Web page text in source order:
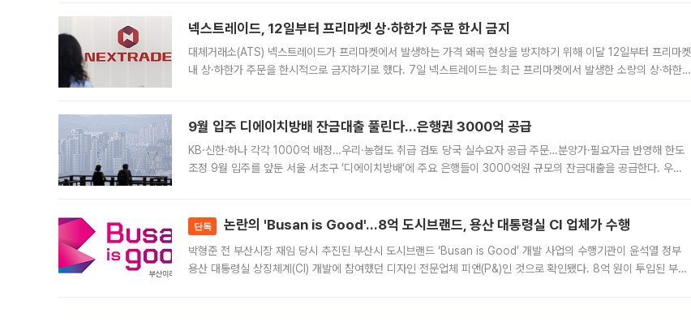
넥스트레이드, 12일부터 프리마켓 상·하한가 주문 한시 금지
대체거래소(ATS) 넥스트레이드가 프리마켓에서 발생하는 가격 왜곡 현상을 방지하기 위해 이달 12일부터 프리마켓
내 상·하한가 주문을 한시적으로 금지하기로 했다. 7일 넥스트레이드는 최근 프리마켓에서 발생한 소량의 상·하한
9월 입주 디에이치방배 잔금대출 풀린다…은행권 3000억 공급
KB·신한·하나 각각 1000억 배정…우리·농협도 취급 검토 당국 실수요자 공급 주문…분양가·필요자금 반영해 한도
조정 9월 입주를 앞둔 서울 서초구 ‘디에이치방배’에 주요 은행들이 3000억원 규모의 잔금대출을 공급한다. 우리
단독 논란의 'Busan is Good'…8억 도시브랜드, 용산 대통령실 CI 업체가 수행
박형준 전 부산시장 재임 당시 추진된 부산시 도시브랜드 ‘Busan is Good’ 개발 사업의 수행기관이 윤석열 정부
용산 대통령실 상징체계(CI) 개발에 참여했던 디자인 전문업체 피앤(P&)인 것으로 확인됐다. 8억 원이 투입된 부산